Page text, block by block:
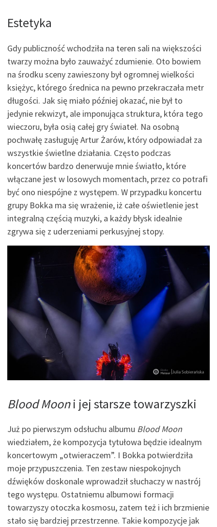
Estetyka
Gdy publiczność wchodziła na teren sali na większości
twarzy można było zauważyć zdumienie. Oto bowiem
na środku sceny zawieszony był ogromnej wielkości
księżyc, którego średnica na pewno przekraczała metr
długości. Jak się miało później okazać, nie był to
jedynie rekwizyt, ale imponująca struktura, która tego
wieczoru, była osią całej gry świateł. Na osobną
pochwałę zasługuję Artur Żarów, który odpowiadał za
wszystkie świetlne działania. Często podczas
koncertów bardzo denerwuje mnie światło, które
włączane jest w losowych momentach, przez co potrafi
być ono niespójne z występem. W przypadku koncertu
grupy Bokka ma się wrażenie, iż całe oświetlenie jest
integralną częścią muzyki, a każdy błysk idealnie
zgrywa się z uderzeniami perkusyjnej stopy.
Blood Mooni jej starsze towarzyszki
Już po pierwszym odsłuchu albumu Blood Moon
wiedziałem, że kompozycja tytułowa będzie idealnym
koncertowym „otwieraczem”. I Bokka potwierdziła
moje przypuszczenia. Ten zestaw niespokojnych
dźwięków doskonale wprowadził słuchaczy w nastrój
tego występu. Ostatniemu albumowi formacji
towarzyszy otoczka kosmosu, zatem też i ich brzmienie
stało się bardziej przestrzenne. Takie kompozycje jak